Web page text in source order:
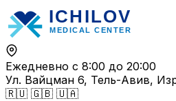
Перейти
к
содержимому
Ежедневно с 8:00 до 20:00
Ул. Вайцман 6, Тель-Авив,
🇷🇺 🇬🇧 🇺🇦